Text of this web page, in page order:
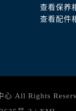
查看保养
查看配件
心 All Rights